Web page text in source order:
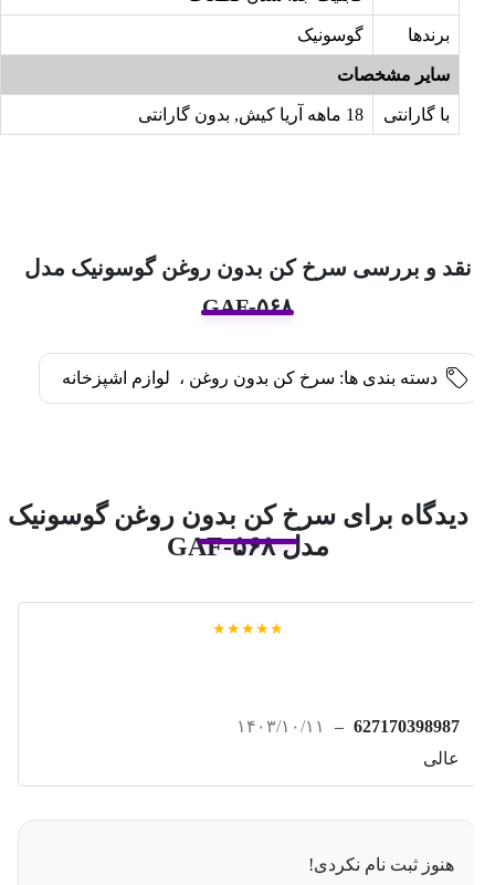
برندها گوسونیک
سایر مشخصات
با گارانتی
نقد و بررسی سرخ کن بدون روغن گوسونیک مدل
GAF-۵۶۸
دسته بندی ها: سرخ کن بدون روغن ، لوازم اشپزخانه
سرخ کن بدون روغن گوسونیک
مدل GAF-۵۶۸
★★★★★
627170398987
–
۱۴۰۳/۱۰/۱۱
عالی
هنوز ثبت نام نکردی!